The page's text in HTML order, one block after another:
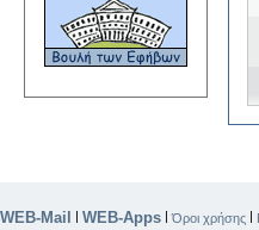
WEB-Mail | WEB-Apps |Όροι χρήσης |